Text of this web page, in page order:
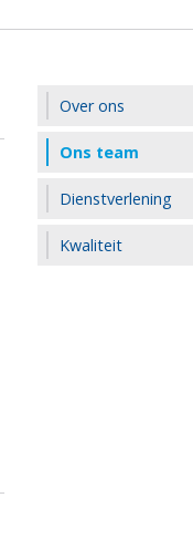
Over ons
Ons team
Dienstverlening
Kwaliteit